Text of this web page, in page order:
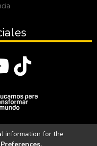
information for the